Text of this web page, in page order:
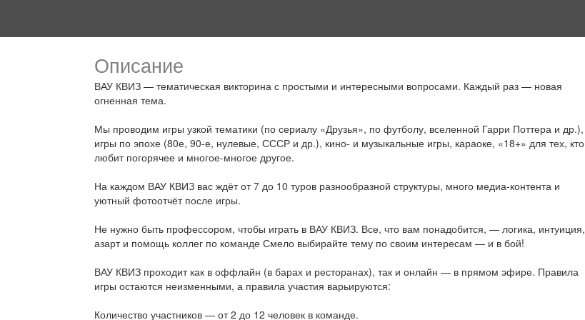
Описание
ВАУ КВИЗ — тематическая викторина с простыми и интересными вопросами. Каждый раз — новая
огненная тема.
Мы проводим игры узкой тематики (по сериалу «Друзья», по футболу, вселенной Гарри Поттера и др.),
игры по эпохе (80е, 90-е, нулевые, СССР и др.), кино- и музыкальные игры, караоке, «18+» для тех, кто
любит погорячее и многое-многое другое.
На каждом ВАУ КВИЗ вас ждёт от 7 до 10 туров разнообразной структуры, много медиа-контента и
уютный фотоотчёт после игры.
Не нужно быть профессором, чтобы играть в ВАУ КВИЗ. Все, что вам понадобится, — логика, интуиция,
азарт и помощь коллег по команде Смело выбирайте тему по своим интересам — и в бой!
ВАУ КВИЗ проходит как в оффлайн (в барах и ресторанах), так и онлайн — в прямом эфире. Правила
игры остаются неизменными, а правила участия варьируются:
Количество участников — от 2 до 12 человек в команде.